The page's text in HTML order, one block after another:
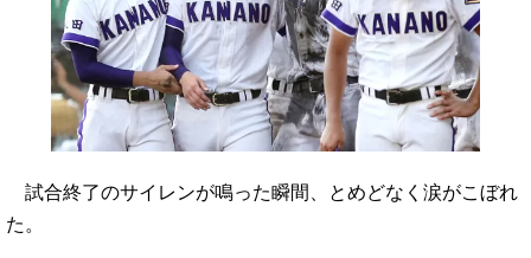
試合終了のサイレンが鳴った瞬間、とめどなく涙がこぼれ
た。